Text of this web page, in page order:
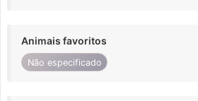
Animais favoritos
Não especificado